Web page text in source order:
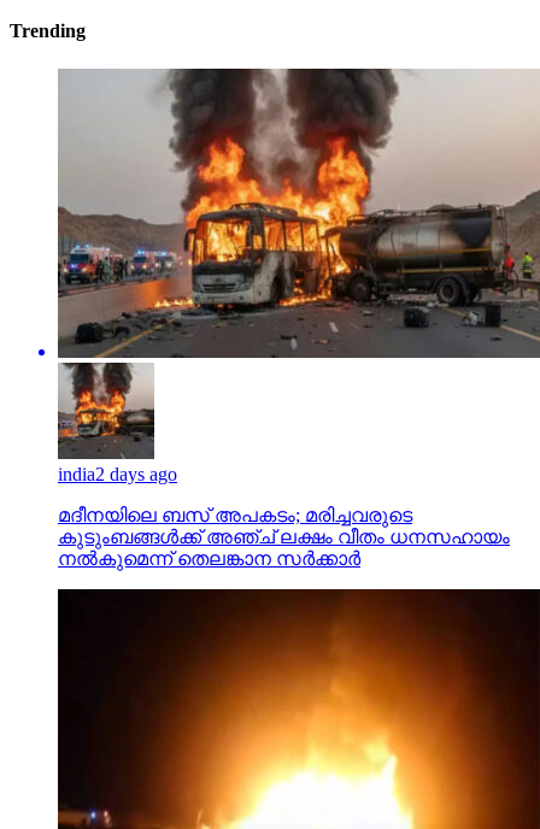
Trending
india2 days ago
മദീനയിലെ ബസ് അപകടം; മരിച്ചവരുടെ
കുടുംബങ്ങള്‍ക്ക് അഞ്ച് ലക്ഷം വീതം ധനസഹായം
നല്‍കുമെന്ന് തെലങ്കാന സര്‍ക്കാര്‍